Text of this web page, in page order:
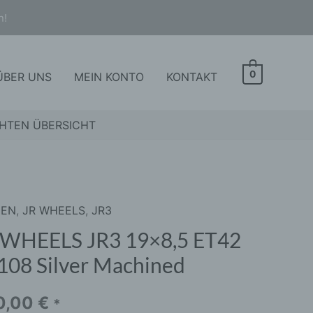
UNS MEIN KONTO KONTAKT 0
ÜBERSICHT
, JR WHEELS, JR3
JR3 19×8,5 ET42
Silver Machined
€ *